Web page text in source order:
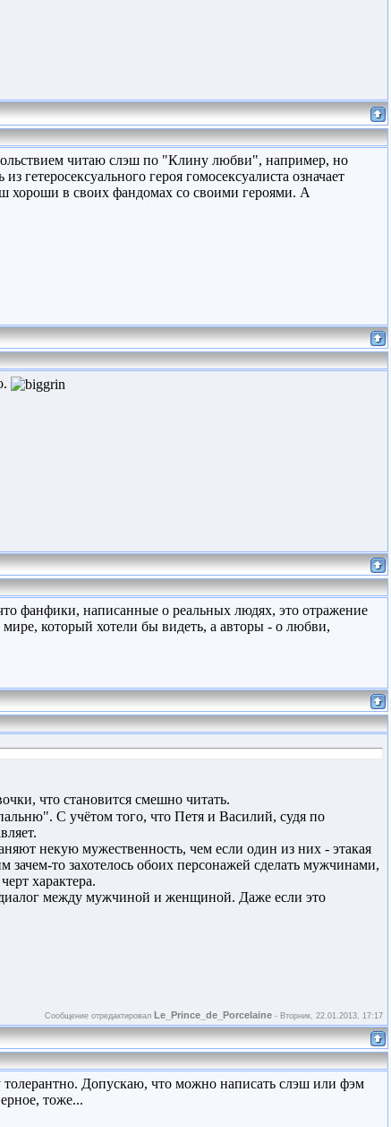
читаю слэш по "Клину любви", например, но
героя гомосексуалиста означает
хороши в своих фандомах со своими героями. А
фанфики, написанные о реальных людях, это отражение
который хотели бы видеть, а авторы - о любви,
что становится смешно читать.
С учётом того, что Петя и Василий, судя по
некую мужественность, чем если один из них - этакая
зачем-то захотелось обоих персонажей сделать мужчинами,
характера.
между мужчиной и женщиной. Даже если это
Сообщение отредактировал Le_Prince_de_Porcelaine - Вторник, 22.01.2013, 17:17
Допускаю, что можно написать слэш или фэм
тоже...